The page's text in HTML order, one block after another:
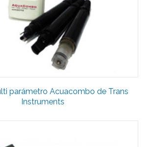
parámetro Acuacombo de Trans
Instruments